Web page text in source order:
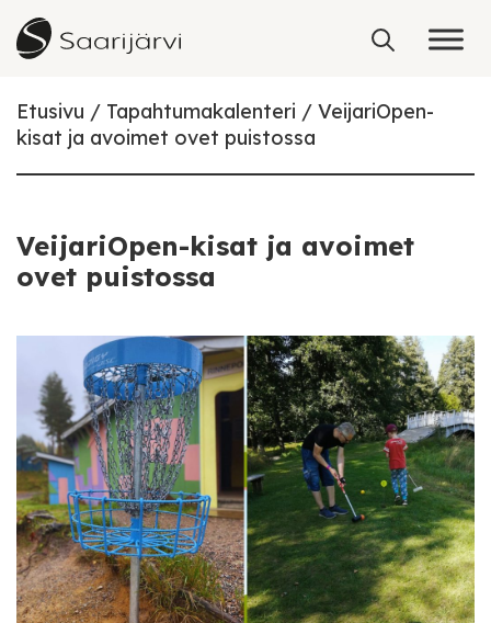
Skip to content
Etusivu Tapahtumakalenteri
VeijariOpen-
kisat ja avoimet ovet puistossa
VeijariOpen-kisat ja avoimet
ovet puistossa